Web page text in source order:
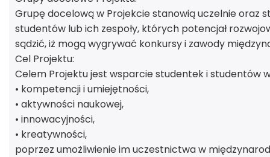
Grupę docelową w Projekcie stanowią uczelnie oraz
studentów lub ich zespoły, których potencjał
sądzić, iż mogą wygrywać konkursy i zawody
Cel Projektu:
Celem Projektu jest wsparcie studentek i studentów
• kompetencji i umiejętności,
• aktywności naukowej,
• innowacyjności,
• kreatywności,
poprzez umożliwienie im uczestnictwa w